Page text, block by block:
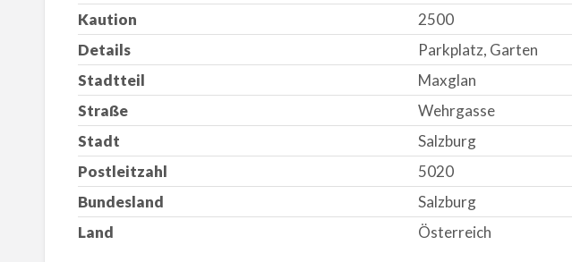
Kaution
2500
Details
Parkplatz, Garten
Stadtteil
Maxglan
Straße
Wehrgasse
Stadt
Salzburg
Postleitzahl
5020
Bundesland
Salzburg
Land
Österreich